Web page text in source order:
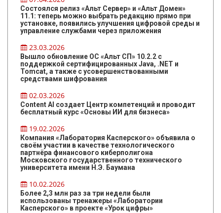
Состоялся релиз «Альт Сервер» и «Альт Домен»
11.1: теперь можно выбрать редакцию прямо при
установке, появились улучшения цифровой среды и
управление службами через приложения
23.03.2026
Вышло обновление ОС «Альт СП» 10.2.2 с
поддержкой сертифицированных Java, .NET и
Tomcat, а также с усовершенствованными
средствами шифрования
02.03.2026
Content AI создает Центр компетенций и проводит
бесплатный курс «Основы ИИ для бизнеса»
19.02.2026
Компания «Лаборатория Касперского» объявила о
своём участии в качестве технологического
партнёра финансового киберполигона
Московского государственного технического
университета имени Н.Э. Баумана
10.02.2026
Более 2,3 млн раз за три недели были
использованы тренажеры «Лаборатории
Касперского» в проекте «Урок цифры»